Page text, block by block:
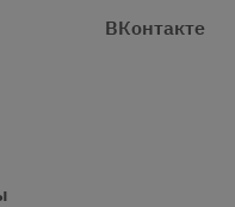
ВКонтакте